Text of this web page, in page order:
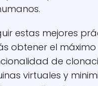
estas mejores
obtener el
de
virtuales y